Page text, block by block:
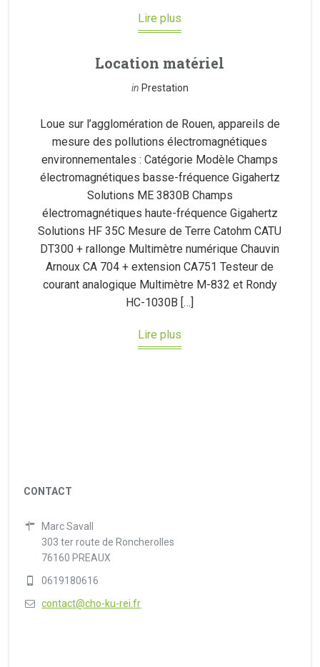
Lire plus
Location matériel
in Prestation
Loue sur l’agglomération de Rouen, appareils de
mesure des pollutions électromagnétiques
environnementales : Catégorie Modèle Champs
électromagnétiques basse-fréquence Gigahertz
Solutions ME 3830B Champs
électromagnétiques haute-fréquence Gigahertz
Solutions HF 35C Mesure de Terre Catohm CATU
DT300 + rallonge Multimètre numérique Chauvin
Arnoux CA 704 + extension CA751 Testeur de
courant analogique Multimètre M-832 et Rondy
HC-1030B […]
Lire plus
CONTACT
Marc Savall
303 ter route de Roncherolles
76160 PREAUX
0619180616
contact@cho-ku-rei.fr